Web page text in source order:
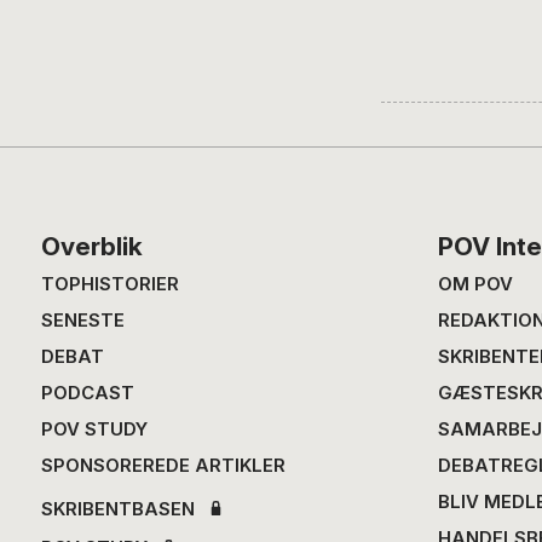
Footer
Overblik
TOPHISTORIER
SENESTE
DEBAT
PODCAST
POV STUDY
SPONSOREREDE ARTIKLER
SKRIBENTBASEN
POV
OM POV
BLIV